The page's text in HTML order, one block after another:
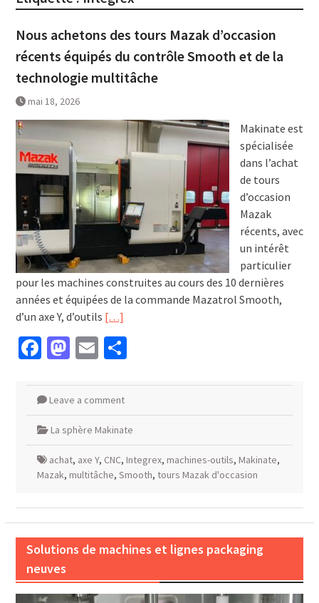
Nous achetons des tours Mazak d’occasion
récents équipés du contrôle Smooth et de la
technologie multitâche
mai 18, 2026
Makinate est
spécialisée
dans l’achat
de tours
d’occasion
Mazak
récents, avec
un intérêt
particulier
pour les machines construites au cours des 10 dernières
années et équipées de la commande Mazatrol Smooth,
d’un axe Y, d’outils […]
Facebook
Mastodon
EmailPartager
Leave a comment
La sphère Makinate
achat, axe Y, CNC, Integrex, machines-outils, Makinate,
Mazak, multitâche, Smooth, tours Mazak d'occasion
Solutions de machines et lignes packaging
neuves